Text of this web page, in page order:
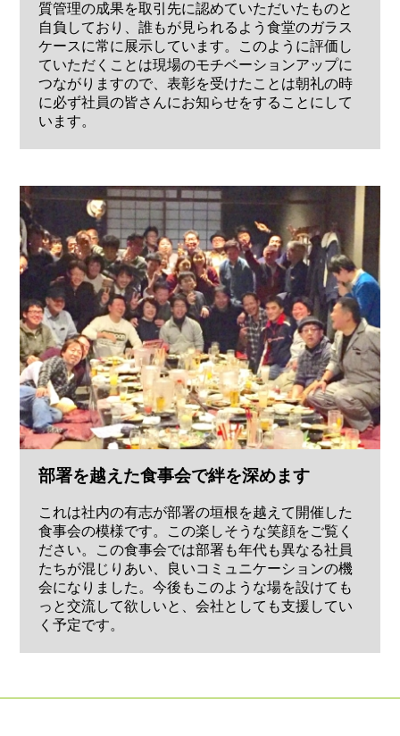
質管理の成果を取引先に認めていただいたものと
自負しており、誰もが見られるよう食堂のガラス
ケースに常に展示しています。このように評価し
ていただくことは現場のモチベーションアップに
つながりますので、表彰を受けたことは朝礼の時
に必ず社員の皆さんにお知らせをすることにして
います。
部署を越えた食事会で絆を深めます
これは社内の有志が部署の垣根を越えて開催した
食事会の模様です。この楽しそうな笑顔をご覧く
ださい。この食事会では部署も年代も異なる社員
たちが混じりあい、良いコミュニケーションの機
会になりました。今後もこのような場を設けても
っと交流して欲しいと、会社としても支援してい
く予定です。